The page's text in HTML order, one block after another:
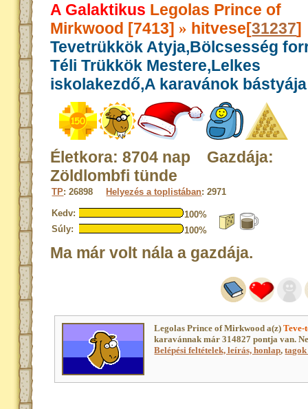
A Galaktikus Legolas Prince of
Mirkwood [7413] » hitvese[31237]
Tevetrükkök Atyja,Bölcsesség
Téli Trükkök Mestere,Lelkes
iskolakezdő,A karavánok bástyája
Életkora: 8704 nap Gazdája:
Zöldlombfi tünde
TP: 26898 Helyezés a toplistában: 2971
Kedv:
100%
Súly:
100%
Ma már volt nála a gazdája.
Legolas Prince of Mirkwood a(z)
karavánnak már 314827 pontja van.
Belépési feltételek, leírás, honlap,